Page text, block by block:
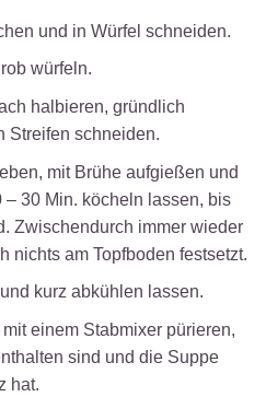
und in Würfel schneiden.
würfeln.
halbieren, gründlich
Streifen schneiden.
mit Brühe aufgießen und
– 30 Min. köcheln lassen, bis
Zwischendurch immer wieder
nichts am Topfboden festsetzt.
kurz abkühlen lassen.
einem Stabmixer pürieren,
sind und die Suppe
hat.